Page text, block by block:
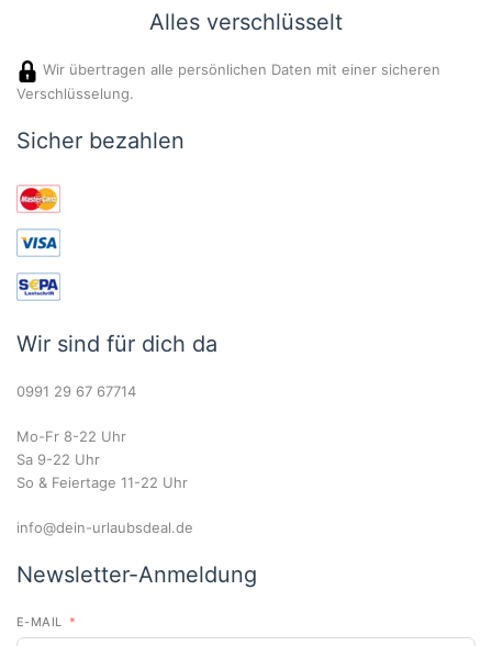
Alles verschlüsselt
Wir übertragen alle persönlichen Daten mit einer sicheren
Verschlüsselung.
Sicher bezahlen
Wir sind für dich da
0991 29 67 67714
Mo-Fr 8-22 Uhr
Sa 9-22 Uhr
So & Feiertage 11-22 Uhr
info@dein-urlaubsdeal.de
Newsletter-Anmeldung
E-MAIL